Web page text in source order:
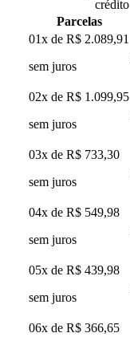
crédito
Parcelas
01x de R$ 2.089,91
sem juros
02x de R$ 1.099,95
sem juros
03x de R$ 733,30
sem juros
04x de R$ 549,98
sem juros
05x de R$ 439,98
sem juros
06x de R$ 366,65